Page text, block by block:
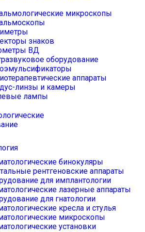
микроскопы
знаков
ВД
оборудование
аппараты
линзы и камеры
лампы
бинокуляры
рентгеновские аппараты
для имплантологии
лазерные аппараты
для гнатологии
кресла и стулья
микроскопы
установки